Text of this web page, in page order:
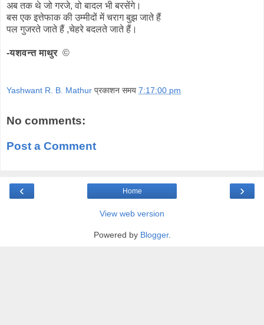
अब तक थे जो गरजे, वो बादल भी बरसेंगे।
बस एक इत्तेफाक की उम्मीदों में चराग बुझ जाते हैं
पल गुजरते जाते हैं ,चेहरे बदलते जाते हैं।
-यशवन्त माथुर ©
Yashwant R. B. Mathur प्रकाशन समय 7:17:00 pm
No comments:
Post a Comment
‹ ›
Home
View web version
Powered by Blogger.